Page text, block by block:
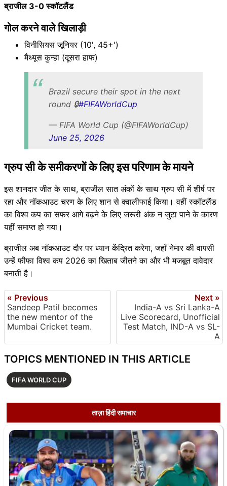
ब्राजील 3-0 स्कॉटलैंड
गोल करने वाले खिलाड़ी
विनीसियस जूनियर (10', 45+')
मैथ्यूस कुन्हा (दूसरा हाफ)
Brazil secure their spot in the next
round 🔒#FIFAWorldCup
— FIFA World Cup (@FIFAWorldCup)
June 25, 2026
ग्रुप सी के समीकरणों के लिए इस परिणाम के मायने
इस शानदार जीत के साथ, ब्राजील सात अंकों के साथ ग्रुप सी में शीर्ष पर
रहा और नॉकआउट चरण के लिए शान से क्वालीफाई किया। वहीं स्कॉटलैंड
का विश्व कप का सफर आगे बढ़ने के लिए जरूरी अंक न जुटा पाने के कारण
यहीं समाप्त हो गया।
ब्राजील अब नॉकआउट दौर पर ध्यान केंद्रित करेगा, जहाँ नेमार की वापसी
उन्हें फीफा विश्व कप 2026 का खिताब जीतने का और भी मजबूत दावेदार
बनाती है।
« Previous
Sandeep Patil becomes
the new mentor of the
Mumbai Cricket team.
Next »
India-A vs Sri Lanka-A
Live Scorecard, Unofficial
Test Match, IND-A vs SL-
A
TOPICS MENTIONED IN THIS ARTICLE
FIFA WORLD CUP
ताज़ा हिंदी समाचार